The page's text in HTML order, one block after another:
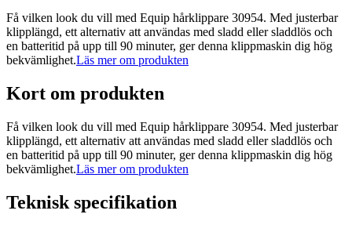
Få vilken look du vill med Equip hårklippare 30954. Med justerbar
klipplängd, ett alternativ att användas med sladd eller sladdlös och
en batteritid på upp till 90 minuter, ger denna klippmaskin dig hög
bekvämlighet.Läs mer om produkten
Kort om produkten
Få vilken look du vill med Equip hårklippare 30954. Med justerbar
klipplängd, ett alternativ att användas med sladd eller sladdlös och
en batteritid på upp till 90 minuter, ger denna klippmaskin dig hög
bekvämlighet.Läs mer om produkten
Teknisk specifikation